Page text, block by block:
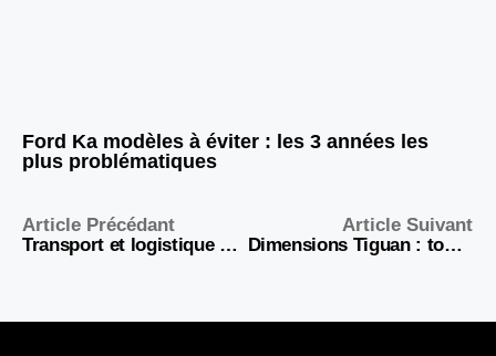
Ford Ka modèles à éviter : les 3 années les
plus problématiques
Article Précédant
Transport et logistique de véhicules : tout ce qu’il faut savoir pour faire transporter sa voiture, moto ou utilitaire en toute sérénité
Article Suivant
Dimensions Tiguan : toutes les mesures à connaître avant d’acheter